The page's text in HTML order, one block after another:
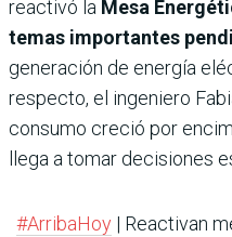
reactivó la Mesa
temas importantes
generación de energía
respecto, el ingeniero
consumo creció por
llega a tomar decisiones
#ArribaHoy | Reactivan